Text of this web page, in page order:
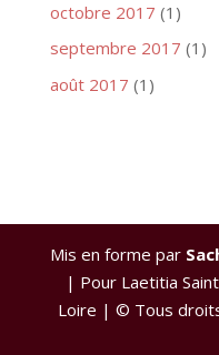
octobre 2017 (1)
septembre 2017 (1)
août 2017 (1)
Mis en forme par
| Pour Laetitia
Loire | © Tous